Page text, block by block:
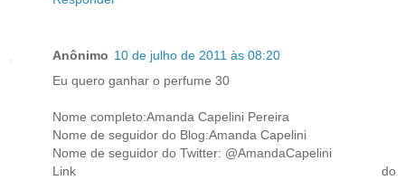
Anônimo 10 de julho de 2011 às 08:20
Eu quero ganhar o perfume 30
Nome completo:Amanda Capelini Pereira
Nome de seguidor do Blog:Amanda Capelini
Nome de seguidor do Twitter: @AmandaCapelini
Link do